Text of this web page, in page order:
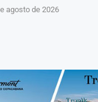
agosto de 2026